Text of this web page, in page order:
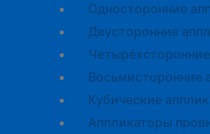
Односторонние
Двусторонние
Восьмисторонние
Кубические
Аппликаторы